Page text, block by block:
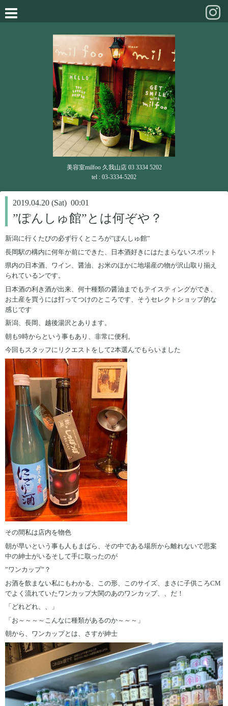
美容室milfoo 久我山店 03 3334 5202
tel : 03-3334-5202
2019.04.20 (Sat) 00:01
”ぽんしゅ館”とは何ぞや？
新潟に行くたびの必ず行くところが”ぽんしゅ館”
長岡駅の構内に何年か前にできた、日本酒好きにはたまらないスポット
県内の日本酒、ワイン、醤油、お米のほかに地場産の物が沢山取り揃え
られているンです。
日本酒の利き酒が出来、何十種類の醤油までもテイスティングができ、
お土産を買うには打ってつけのところです、そうセレクトショップ的な
感じです
新潟、長岡、越後湯沢とあります。
朝も9時からという事もあり、非常に便利。
今回もスタッフにリクエストをして2本選んでもらいました
その間私は店内を物色
朝が早いという事も人もまばら、その中である場所から離れないで思案
中の紳士がいるそして手に取ったのが
”ワンカップ”？
お酒を飲まない私にもわかる、この形、このサイズ、まさに子供ころCM
でよく流れていたワンカップ大関のあのワンカップ、、だ！
「どれどれ、、」
「お～～～～こんなに種類があるのか～～～」
朝から、ワンカップとは、さすが紳士